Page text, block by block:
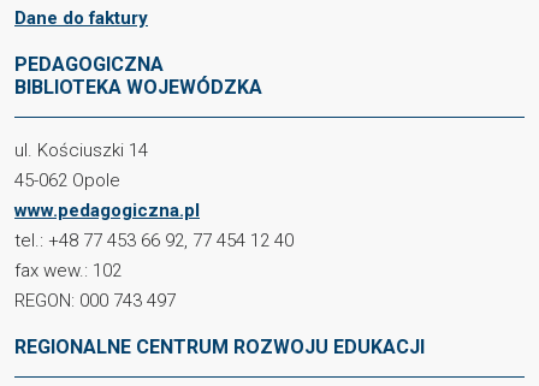
Dane do faktury
PEDAGOGICZNA
BIBLIOTEKA WOJEWÓDZKA
ul. Kościuszki 14
45-062 Opole
www.pedagogiczna.pl
tel.: +48 77 453 66 92, 77 454 12 40
fax wew.: 102
REGON: 000 743 497
REGIONALNE CENTRUM ROZWOJU EDUKACJI